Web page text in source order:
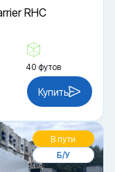
RHC
40 футов
Купить
В пути
Б/У